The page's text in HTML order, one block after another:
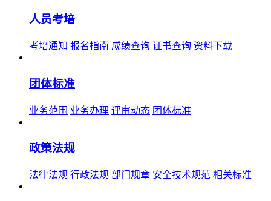
人员考培
考培通知 报名指南 成绩查询 证书查询 资料下载
团体标准
业务范围 业务办理 评审动态 团体标准
政策法规
法律法规 行政法规 部门规章 安全技术规范 相关标准